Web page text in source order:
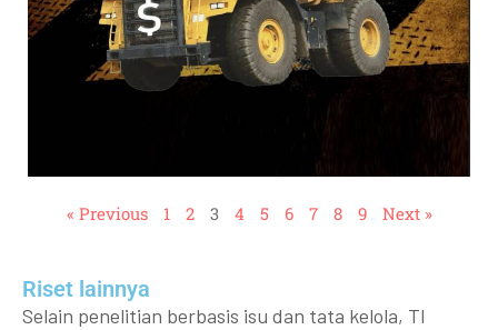
« Previous 1 2 3 4 5 6 7 8 9 Next »
Riset lainnya​​
Selain penelitian berbasis isu dan tata kelola, TI